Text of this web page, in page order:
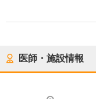
医師・施設情報